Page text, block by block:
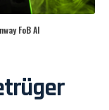
FoB AI